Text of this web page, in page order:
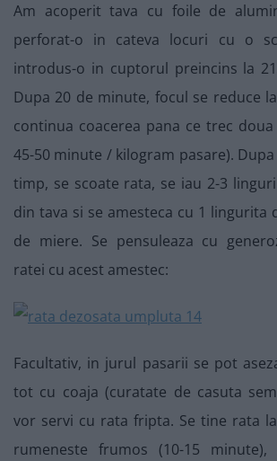
Am acoperit tava cu foile de
perforat-o in cateva locuri cu o
introdus-o in cuptorul preincins la
Dupa 20 de minute, focul se reduce
continua coacerea pana ce trec
45-50 minute / kilogram pasare).
timp, se scoate rata, se iau 2-3
din tava si se amesteca cu 1 lingurita
de miere. Se pensuleaza cu
ratei cu acest amestec:
Facultativ, in jurul pasarii se pot
tot cu coaja (curatate de casuta
vor servi cu rata fripta. Se tine rata
rumeneste frumos (10-15